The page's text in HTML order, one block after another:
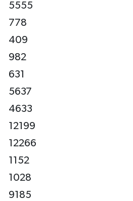
5555
778
409
982
631
5637
4633
12199
12266
1152
1028
9185